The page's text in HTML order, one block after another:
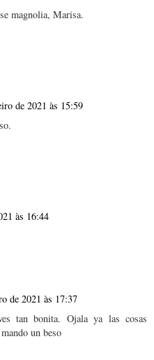
magnolia, Marisa.
de 2021 às 15:59
às 16:44
de 2021 às 17:37
tan bonita. Ojala ya las cosas
un beso